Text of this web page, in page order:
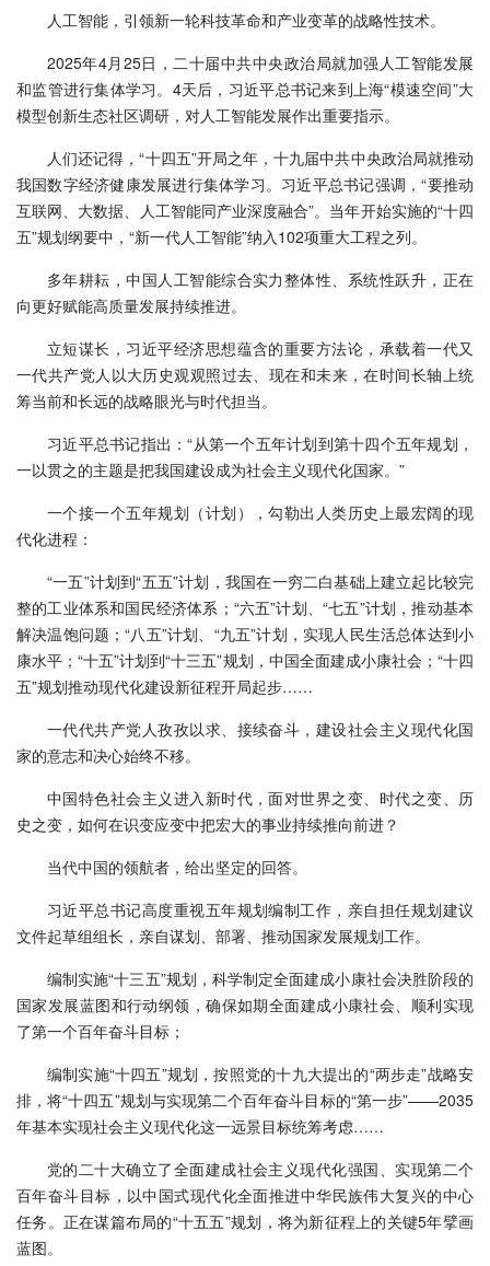
人工智能，引领新一轮科技革命和产业变革的战略性技术。
2025年4月25日，二十届中共中央政治局就加强人工智能发展
和监管进行集体学习。4天后，习近平总书记来到上海“模速空间”大
模型创新生态社区调研，对人工智能发展作出重要指示。
人们还记得，“十四五”开局之年，十九届中共中央政治局就推动
我国数字经济健康发展进行集体学习。习近平总书记强调，“要推动
互联网、大数据、人工智能同产业深度融合”。当年开始实施的“十四
五”规划纲要中，“新一代人工智能”纳入102项重大工程之列。
多年耕耘，中国人工智能综合实力整体性、系统性跃升，正在
向更好赋能高质量发展持续推进。
立短谋长，习近平经济思想蕴含的重要方法论，承载着一代又
一代共产党人以大历史观观照过去、现在和未来，在时间长轴上统
筹当前和长远的战略眼光与时代担当。
习近平总书记指出：“从第一个五年计划到第十四个五年规划，
一以贯之的主题是把我国建设成为社会主义现代化国家。”
一个接一个五年规划（计划），勾勒出人类历史上最宏阔的现
代化进程：
“一五”计划到“五五”计划，我国在一穷二白基础上建立起比较完
整的工业体系和国民经济体系；“六五”计划、“七五”计划，推动基本
解决温饱问题；“八五”计划、“九五”计划，实现人民生活总体达到小
康水平；“十五”计划到“十三五”规划，中国全面建成小康社会；“十四
五”规划推动现代化建设新征程开局起步……
一代代共产党人孜孜以求、接续奋斗，建设社会主义现代化国
家的意志和决心始终不移。
中国特色社会主义进入新时代，面对世界之变、时代之变、历
史之变，如何在识变应变中把宏大的事业持续推向前进？
当代中国的领航者，给出坚定的回答。
习近平总书记高度重视五年规划编制工作，亲自担任规划建议
文件起草组组长，亲自谋划、部署、推动国家发展规划工作。
编制实施“十三五”规划，科学制定全面建成小康社会决胜阶段的
国家发展蓝图和行动纲领，确保如期全面建成小康社会、顺利实现
了第一个百年奋斗目标；
编制实施“十四五”规划，按照党的十九大提出的“两步走”战略安
排，将“十四五”规划与实现第二个百年奋斗目标的“第一步”——2035
年基本实现社会主义现代化这一远景目标统筹考虑……
党的二十大确立了全面建成社会主义现代化强国、实现第二个
百年奋斗目标，以中国式现代化全面推进中华民族伟大复兴的中心
任务。正在谋篇布局的“十五五”规划，将为新征程上的关键5年擘画
蓝图。